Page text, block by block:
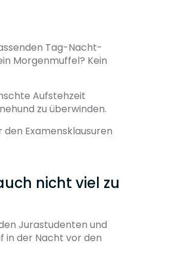
Tag-Nacht-
Morgenmuffel? Kein
Aufstehzeit
zu überwinden.
Examensklausuren
nicht viel zu
Jurastudenten und
in der Nacht vor den